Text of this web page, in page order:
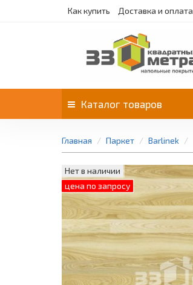
Как купить Доставка и оплата
Каталог товаров
Главная Паркет Barlinek
Нет в наличии
цена по запросу